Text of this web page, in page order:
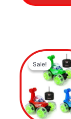
Sale!
Sale!